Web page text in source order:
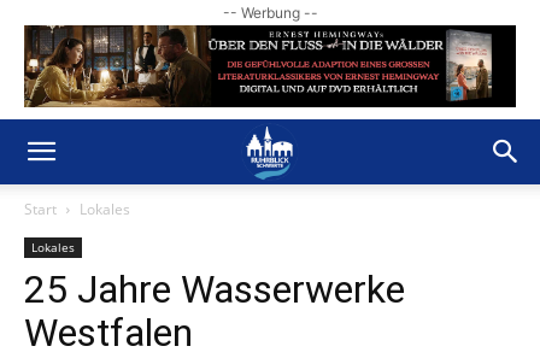
-- Werbung --
Start Lokales
Lokales
25 Jahre Wasserwerke
Westfalen